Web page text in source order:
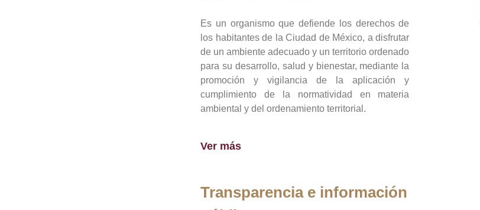
Es un organismo que defiende los derechos de
los habitantes de la Ciudad de México, a disfrutar
de un ambiente adecuado y un territorio ordenado
para su desarrollo, salud y bienestar, mediante la
promoción y vigilancia de la aplicación y
cumplimiento de la normatividad en materia
ambiental y del ordenamiento territorial.
Ver más
Transparencia e información